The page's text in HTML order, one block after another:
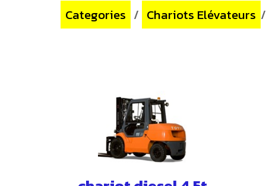
Categories / Chariots Elévateurs /